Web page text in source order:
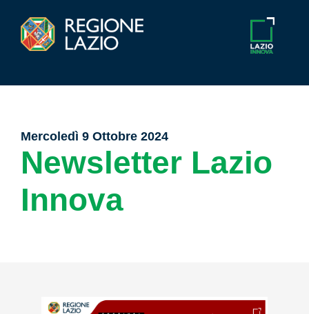
Mercoledì 9 Ottobre 2024
Newsletter Lazio
Innova